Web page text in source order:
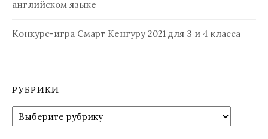
английском языке
Конкурс-игра Смарт Кенгуру 2021 для 3 и 4 класса
РУБРИКИ
Рубрики